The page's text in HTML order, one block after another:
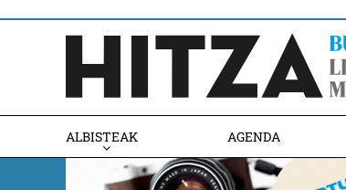
ALBISTEAK AGENDA